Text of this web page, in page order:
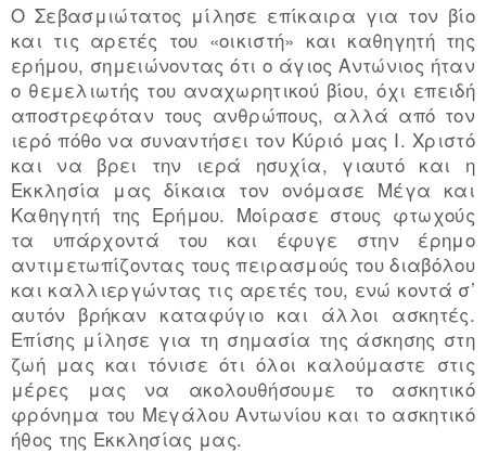
O Σεβασμιώτατος μίλησε επίκαιρα για τον βίο
και τις αρετές του «οικιστή» και καθηγητή της
ερήμου, σημειώνοντας ότι ο άγιος Αντώνιος ήταν
ο θεμελιωτής του αναχωρητικού βίου, όχι επειδή
αποστρεφόταν τους ανθρώπους, αλλά από τον
ιερό πόθο να συναντήσει τον Κύριό μας Ι. Χριστό
και να βρει την ιερά ησυχία, γιαυτό και η
Εκκλησία μας δίκαια τον ονόμασε Μέγα και
Καθηγητή της Ερήμου. Μοίρασε στους φτωχούς
τα υπάρχοντά του και έφυγε στην έρημο
αντιμετωπίζοντας τους πειρασμούς του διαβόλου
και καλλιεργώντας τις αρετές του, ενώ κοντά σ’
αυτόν βρήκαν καταφύγιο και άλλοι ασκητές.
Επίσης μίλησε για τη σημασία της άσκησης στη
ζωή μας και τόνισε ότι όλοι καλούμαστε στις
μέρες μας να ακολουθήσουμε το ασκητικό
φρόνημα του Μεγάλου Αντωνίου και το ασκητικό
ήθος της Εκκλησίας μας.